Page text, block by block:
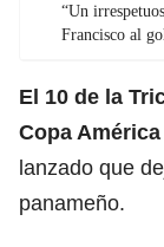
“Un
Francisco al
El 10 de la
Copa América
lanzado que
panameño.